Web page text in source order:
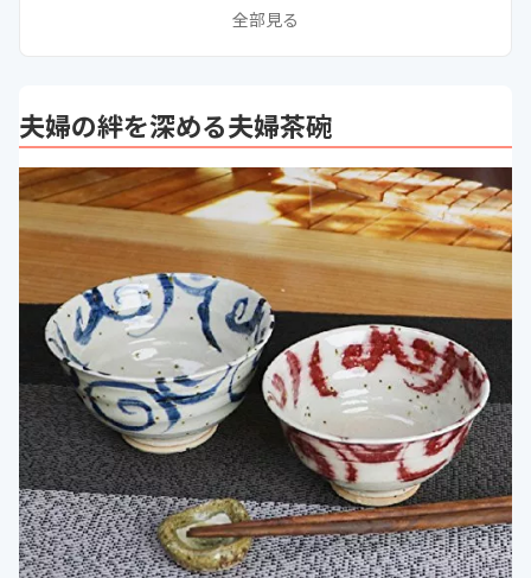
全部見る
夫婦の絆を深める夫婦茶碗